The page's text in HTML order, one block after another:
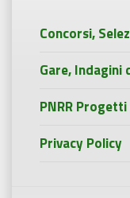
Concorsi,
Gare, Indagini
PNRR
Privacy Policy